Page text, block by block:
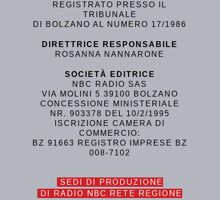
REGISTRATO PRESSO IL
TRIBUNALE
DI BOLZANO AL NUMERO 17/1986
DIRETTRICE RESPONSABILE
ROSANNA NANNARONE
SOCIETÀ EDITRICE
NBC RADIO SAS
VIA MOLINI 5 39100 BOLZANO
CONCESSIONE MINISTERIALE
NR. 903378 DEL 10/2/1995
ISCRIZIONE CAMERA DI
COMMERCIO:
BZ 91663 REGISTRO IMPRESE BZ
008-7102
SEDI DI PRODUZIONE
DI RADIO NBC RETE REGIONE